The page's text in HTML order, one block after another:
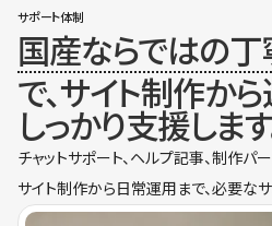
サポート体制
国産ならではの丁
で、サイト制作か
しっかり支援します
チャットサポート、ヘルプ記事、制作パー
サイト制作から日常運用まで、必要なサ